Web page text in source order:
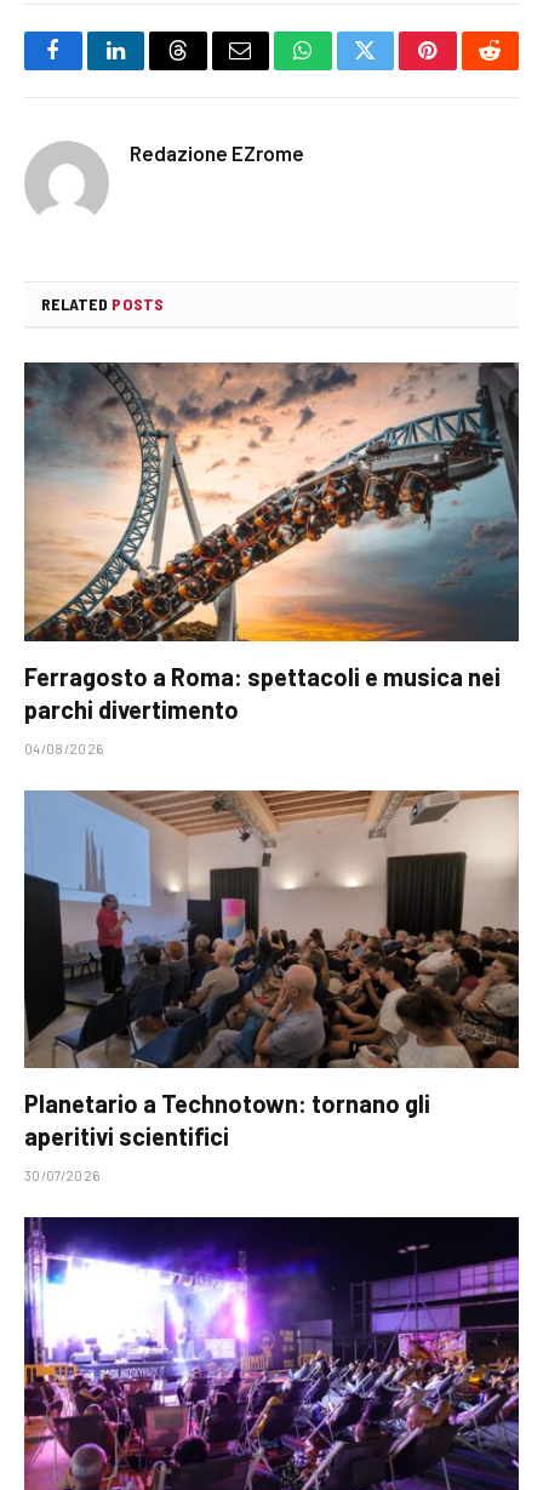
FacebookLinkedInThreadsEmail WhatsAppTwitterPinterest
Redazione EZrome
RELATED POSTS
Ferragosto a Roma: spettacoli e musica nei
parchi divertimento
04/08/2026
Planetario a Technotown: tornano gli
aperitivi scientifici
30/07/2026